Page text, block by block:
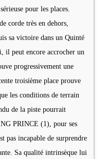
pour les places.
corde très en dehors,
sa victoire dans un Quinté
il peut encore accrocher un
progressivement une
troisième place prouve
les conditions de terrain
de la piste pourrait
PRINCE (1), pour ses
pas incapable de surprendre
Sa qualité intrinsèque lui